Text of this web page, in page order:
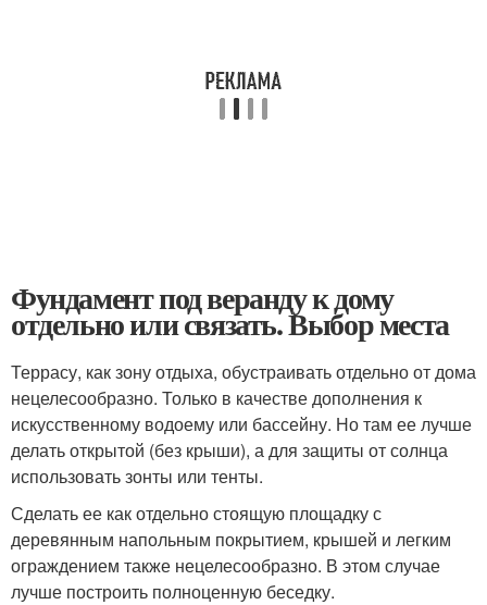
Фундамент под веранду к дому
отдельно или связать. Выбор места
Террасу, как зону отдыха, обустраивать отдельно от дома
нецелесообразно. Только в качестве дополнения к
искусственному водоему или бассейну. Но там ее лучше
делать открытой (без крыши), а для защиты от солнца
использовать зонты или тенты.
Сделать ее как отдельно стоящую площадку с
деревянным напольным покрытием, крышей и легким
ограждением также нецелесообразно. В этом случае
лучше построить полноценную беседку.